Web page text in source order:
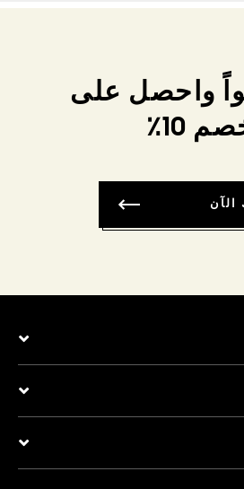
واحصل على
10٪
الآن